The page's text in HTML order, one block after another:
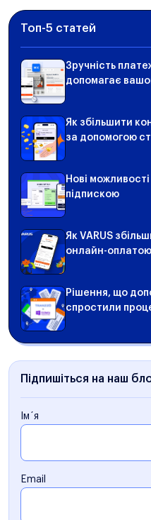
Топ-5 статей
Зручність
допомагає
Як збільшити
за допомогою
Нові
підпискою
Як VARUS
онлайн-
Рішення, що
спростили
Підпишіться на наш
Ім´я
Email